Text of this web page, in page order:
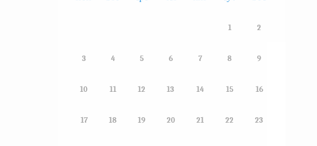
1 2
3 4 5 6 7 8 9
10 11 12 13 14 15 16
17 18 19 20 21 22 23